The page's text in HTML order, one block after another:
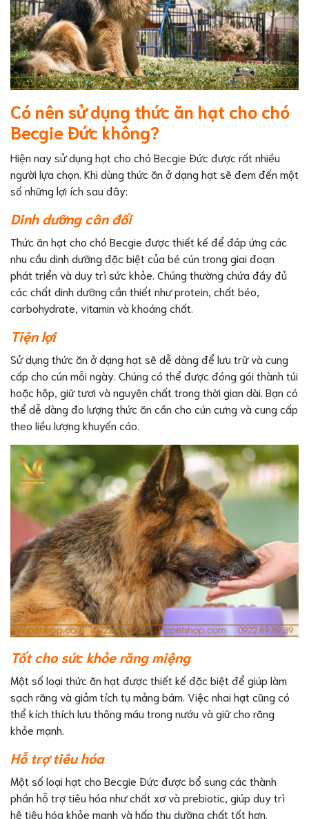
Có nên sử dụng thức ăn hạt cho chó
Becgie Đức không?
Hiện nay sử dụng hạt cho chó Becgie Đức được rất nhiều
người lựa chọn. Khi dùng thức ăn ở dạng hạt sẽ đem đến một
số những lợi ích sau đây:
Dinh dưỡng cân đối
Thức ăn hạt cho chó Becgie được thiết kế để đáp ứng các
nhu cầu dinh dưỡng đặc biệt của bé cún trong giai đoạn
phát triển và duy trì sức khỏe. Chúng thường chứa đầy đủ
các chất dinh dưỡng cần thiết như protein, chất béo,
carbohydrate, vitamin và khoáng chất.
Tiện lợi
Sử dụng thức ăn ở dạng hạt sẽ dễ dàng để lưu trữ và cung
cấp cho cún mỗi ngày. Chúng có thể được đóng gói thành túi
hoặc hộp, giữ tươi và nguyên chất trong thời gian dài. Bạn có
thể dễ dàng đo lượng thức ăn cần cho cún cưng và cung cấp
theo liều lượng khuyến cáo.
Tốt cho sức khỏe răng miệng
Một số loại thức ăn hạt được thiết kế đặc biệt để giúp làm
sạch răng và giảm tích tụ mảng bám. Việc nhai hạt cũng có
thể kích thích lưu thông máu trong nướu và giữ cho răng
khỏe mạnh.
Hỗ trợ tiêu hóa
Một số loại hạt cho Becgie Đức được bổ sung các thành
phần hỗ trợ tiêu hóa như chất xơ và prebiotic, giúp duy trì
hệ tiêu hóa khỏe mạnh và hấp thụ dưỡng chất tốt hơn.